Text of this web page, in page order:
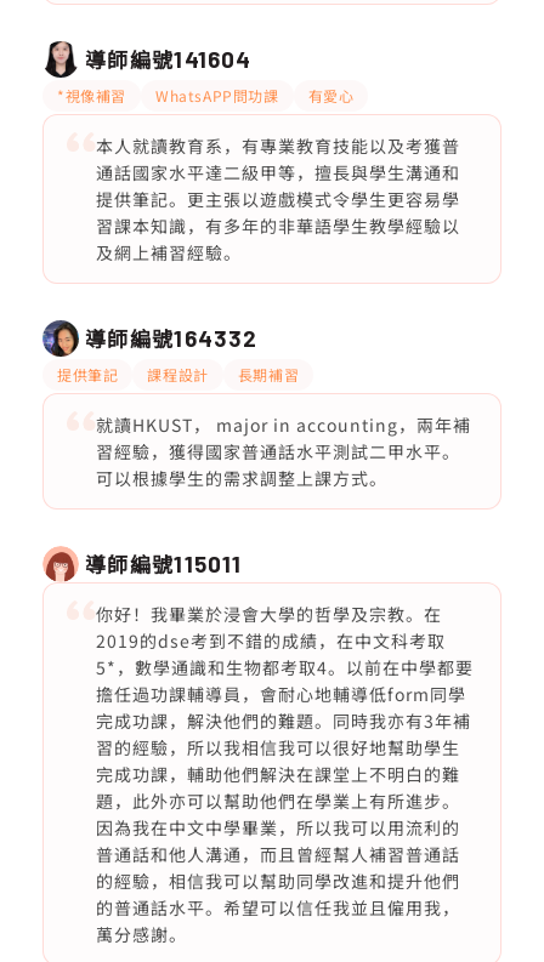
導師編號141604
*視像補習 WhatsAPP問功課 有愛心
本人就讀教育系，有專業教育技能以及考獲普
通話國家水平達二級甲等，擅長與學生溝通和
提供筆記。更主張以遊戲模式令學生更容易學
習課本知識，有多年的非華語學生教學經驗以
及網上補習經驗。
導師編號164332
提供筆記 課程設計 長期補習
就讀HKUST， major in accounting，兩年補
習經驗，獲得國家普通話水平測試二甲水平。
可以根據學生的需求調整上課方式。
導師編號115011
你好！我畢業於浸會大學的哲學及宗教。在
2019的dse考到不錯的成績，在中文科考取
5*，數學通識和生物都考取4。以前在中學都要
擔任過功課輔導員，會耐心地輔導低form同學
完成功課，解決他們的難題。同時我亦有3年補
習的經驗，所以我相信我可以很好地幫助學生
完成功課，輔助他們解決在課堂上不明白的難
題，此外亦可以幫助他們在學業上有所進步。
因為我在中文中學畢業，所以我可以用流利的
普通話和他人溝通，而且曾經幫人補習普通話
的經驗，相信我可以幫助同學改進和提升他們
的普通話水平。希望可以信任我並且僱用我，
萬分感謝。